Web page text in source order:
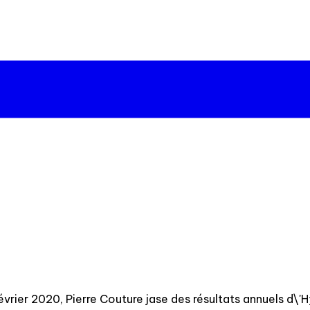
2020, Pierre Couture jase des résultats annuels